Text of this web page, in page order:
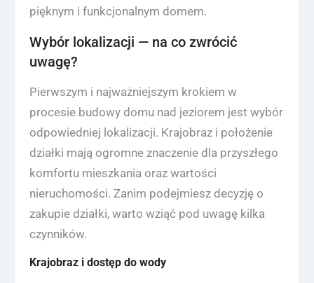
pięknym i funkcjonalnym domem.
Wybór lokalizacji — na co zwrócić
uwagę?
Pierwszym i najważniejszym krokiem w
procesie budowy domu nad jeziorem jest wybór
odpowiedniej lokalizacji. Krajobraz i położenie
działki mają ogromne znaczenie dla przyszłego
komfortu mieszkania oraz wartości
nieruchomości. Zanim podejmiesz decyzję o
zakupie działki, warto wziąć pod uwagę kilka
czynników.
Krajobraz i dostęp do wody